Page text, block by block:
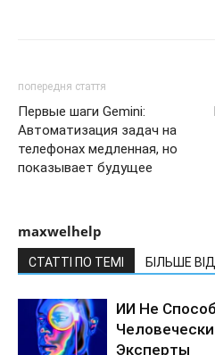
попередня стаття
Первые шаги Gemini:
Автоматизация задач на
телефонах медленная, но
показывает будущее
maxwelhelp
СТАТТІ ПО ТЕМІ БІЛЬШЕ
ИИ Не
Эксперты